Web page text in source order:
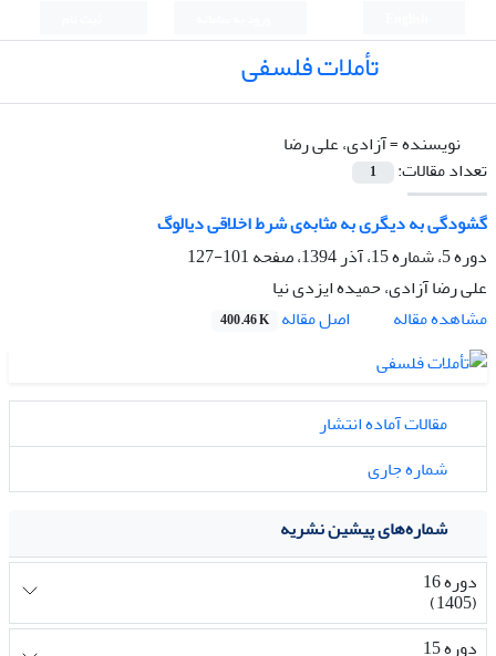
تأملات فلسفی
نویسنده =آزادی، علی رضا
تعداد مقالات:
1
گشودگی به دیگری به مثابه‌ی شرط اخلاقی دیالوگ
دوره 5، شماره 15، آذر 1394، صفحه
101-127
علی رضا آزادی، حمیده ایزدی نیا
مشاهده مقاله
اصل مقاله 400.46 K
مقالات آماده انتشار
شماره جاری
شماره‌های پیشین نشریه
دوره 16
(1405)
دوره 15